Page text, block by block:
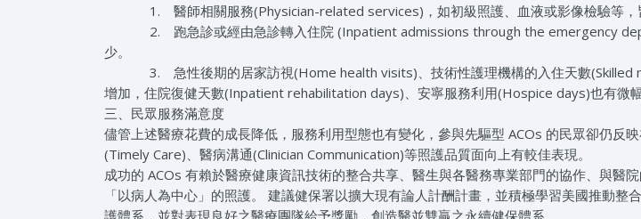
1. 醫師相關服務(Physician-related services)，如初級照護、血液或影像檢驗等，
2. 跑急診或經由急診轉入住院 (Inpatient admissions through the emergency
少。
3. 急性後期的居家訪視(Home health visits)、技術性護理機構的入住天數(Skilled
增加，住院復健天數(Inpatient rehabilitation days)、安寧服務利用(Hospice days)也有微幅
三、民眾服務滿意度
儘管上述醫療花費的成長降低，服務利用型態也有變化，參與先驅型 ACOs 的民眾卻仍反
(Timely Care)、醫病溝通(Clinician Communication)等照護品質面向上有較佳表現。
成功的 ACOs 有賴於醫療健康資訊技術的整合共享、醫生與各醫務專業部門的協作、與醫
「以病人為中心」的照護。 建議健保署以擴大現有論人計酬計畫，並積極學習美國推動整
護體系，並對表現良好之醫療團隊給予獎勵，創造醫並雙贏之永續健保體系。